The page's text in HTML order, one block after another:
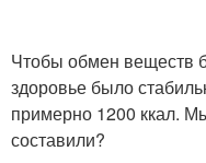
Чтобы обмен веществ
здоровье было
примерно 1200 ккал.
составили?